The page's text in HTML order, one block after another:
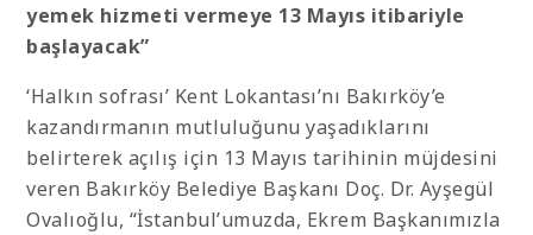
yemek hizmeti vermeye 13 Mayıs itibariyle
başlayacak”
‘Halkın sofrası’ Kent Lokantası’nı Bakırköy’e
kazandırmanın mutluluğunu yaşadıklarını
belirterek açılış için 13 Mayıs tarihinin müjdesini
veren Bakırköy Belediye Başkanı Doç. Dr. Ayşegül
Ovalıoğlu, “İstanbul’umuzda, Ekrem Başkanımızla